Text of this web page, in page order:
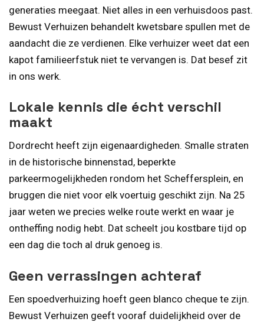
generaties meegaat. Niet alles in een verhuisdoos past.
Bewust Verhuizen behandelt kwetsbare spullen met de
aandacht die ze verdienen. Elke verhuizer weet dat een
kapot familieerfstuk niet te vervangen is. Dat besef zit
in ons werk.
Lokale kennis die écht verschil
maakt
Dordrecht heeft zijn eigenaardigheden. Smalle straten
in de historische binnenstad, beperkte
parkeermogelijkheden rondom het Scheffersplein, en
bruggen die niet voor elk voertuig geschikt zijn. Na 25
jaar weten we precies welke route werkt en waar je
ontheffing nodig hebt. Dat scheelt jou kostbare tijd op
een dag die toch al druk genoeg is.
Geen verrassingen achteraf
Een spoedverhuizing hoeft geen blanco cheque te zijn.
Bewust Verhuizen geeft vooraf duidelijkheid over de